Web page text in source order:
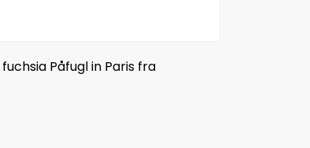
Påfugl in Paris fra